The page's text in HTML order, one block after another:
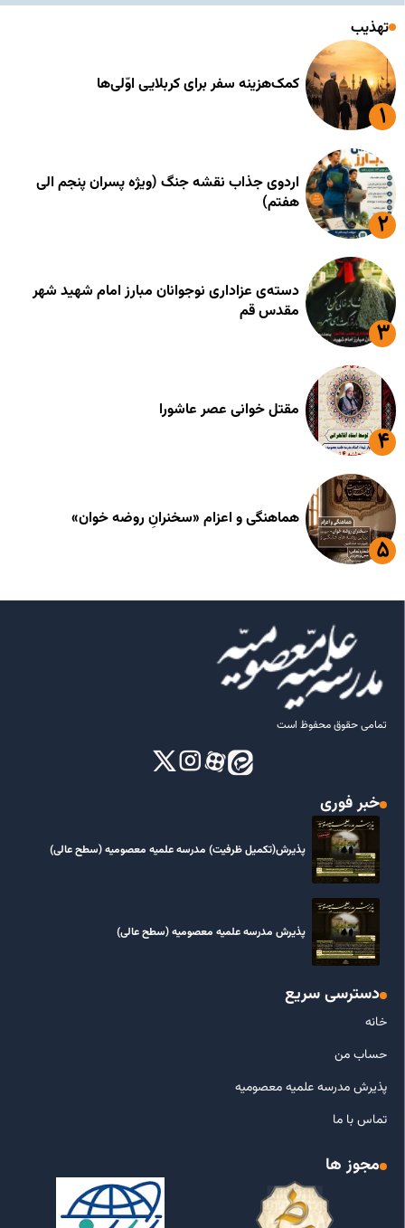
تهذیب
کمک‌هزینه سفر برای کربلایی اوّلی‌ها
اردوی جذاب نقشه جنگ (ویژه پسران پنجم الی
هفتم)
دسته‌ی عزاداری نوجوانان مبارز امام شهید شهر
مقدس قم
مقتل خوانی عصر عاشورا
هماهنگی و اعزام «سخنرانِ روضه خوان»
تمامی حقوق محفوظ است
خبر فوری
پذیرش(تکمیل ظرفیت) مدرسه علمیه معصومیه‌ (سطح عالی)
پذیرش مدرسه علمیه معصومیه‌ (سطح عالی)
دسترسی سریع
خانه
حساب من
پذیرش مدرسه علمیه معصومیه
تماس با ما
مجوز ها